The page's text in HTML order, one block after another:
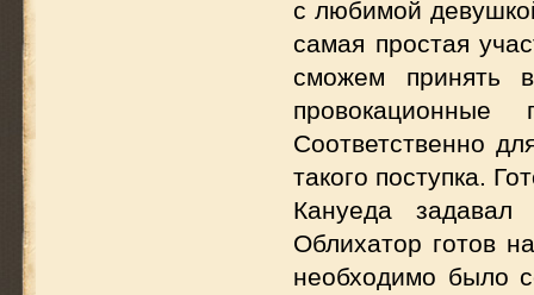
с любимой
самая простая
сможем принять
Соответственно
такого поступка.
Кануеда
Облихатор готов
необходимо было